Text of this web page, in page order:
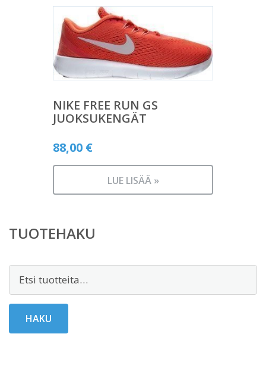
NIKE FREE RUN GS
JUOKSUKENGÄT
88,00 €
LUE LISÄÄ »
TUOTEHAKU
Etsi:
HAKU